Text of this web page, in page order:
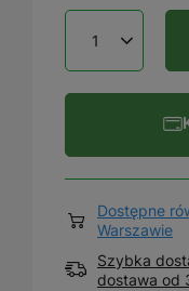
Dostępne
Warszawie
Szybka
dostawa od